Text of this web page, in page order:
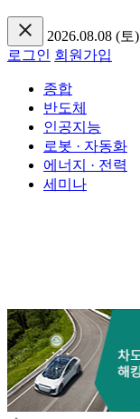
2026.08.08 (토)
로그인 회원가입
종합
반도체
인공지능
로봇 · 자동화
에너지 · 전력
세미나